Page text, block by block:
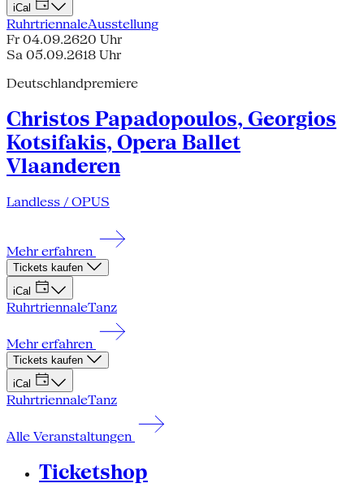
iCal
RuhrtriennaleAusstellung
Fr 04.09.2620 Uhr
Sa 05.09.2618 Uhr
Deutschlandpremiere
Christos Papadopoulos, Georgios
Kotsifakis, Opera Ballet
Vlaanderen
Landless / OPUS
Mehr erfahren
Tickets kaufen
iCal
RuhrtriennaleTanz
Mehr erfahren
Tickets kaufen
iCal
RuhrtriennaleTanz
Alle Veranstaltungen
Ticketshop